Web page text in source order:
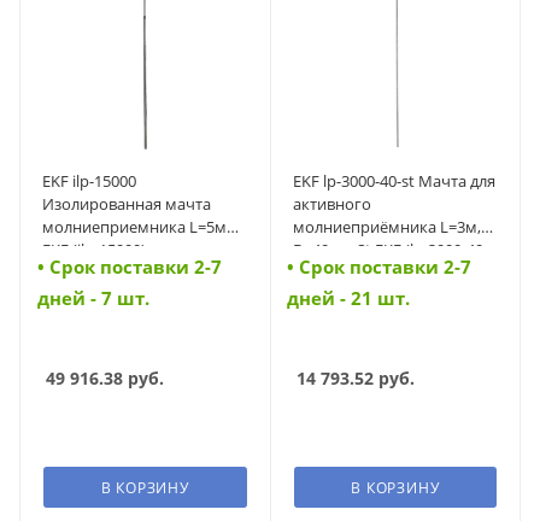
EKF ilp-15000
Изолированная мачта
молниеприемника L=5м
EKF (ilp-15000)
• Cрок поставки 2-7
дней - 7 шт.
49 916.38 руб.
В КОРЗИНУ
EKF lp-3000-40-st Мачта для
активного
молниеприёмника L=3м,
D=40мм St EKF (lp-3000-40-
st)
• Cрок поставки 2-7
дней - 21 шт.
14 793.52руб.
В КОРЗИНУ